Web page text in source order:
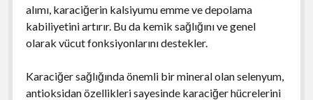
alımı, karaciğerin kalsiyumu emme ve depolama
kabiliyetini artırır. Bu da kemik sağlığını ve genel
olarak vücut fonksiyonlarını destekler.
Karaciğer sağlığında önemli bir mineral olan selenyum,
antioksidan özellikleri sayesinde karaciğer hücrelerini